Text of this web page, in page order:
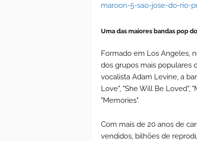
maroon-5-sao-jose-do-rio-
Uma das maiores bandas pop
Formado em Los Angeles,
dos grupos mais populares
vocalista Adam Levine, a
Love", "She Will Be Loved",
"Memories".
Com mais de 20 anos de
vendidos, bilhões de